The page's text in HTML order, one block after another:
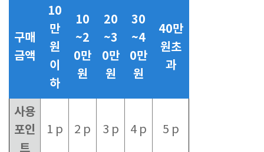
구매
금액
10
만
원
이
하
10
~2
0만
원
20
~3
0만
원
30
~4
0만
원
40만
원초
과
사용
포인
트
1 p 2 p 3 p 4 p 5 p